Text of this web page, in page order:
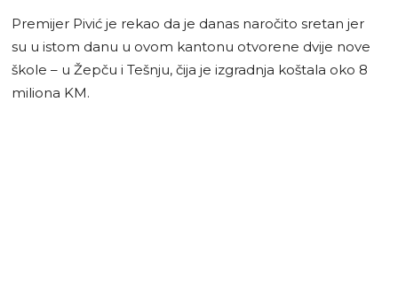
Premijer Pivić je rekao da je danas naročito sretan jer
su u istom danu u ovom kantonu otvorene dvije nove
škole – u Žepču i Tešnju, čija je izgradnja koštala oko 8
miliona KM.